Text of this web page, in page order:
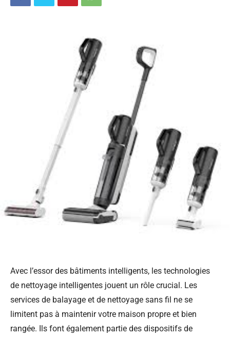
Avec l’essor des bâtiments intelligents, les technologies
de nettoyage intelligentes jouent un rôle crucial. Les
services de balayage et de nettoyage sans fil ne se
limitent pas à maintenir votre maison propre et bien
rangée. Ils font également partie des dispositifs de